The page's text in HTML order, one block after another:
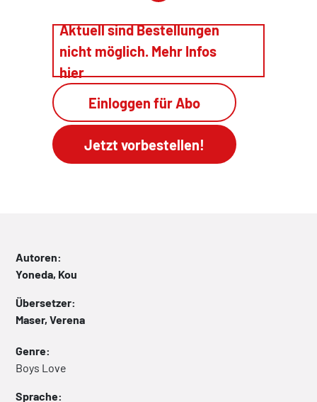
Aktuell sind Bestellungen
nicht möglich. Mehr Infos
hier
Einloggen für Abo
Autoren:
Yoneda, Kou
Übersetzer:
Maser, Verena
Genre:
Boys Love
Sprache: